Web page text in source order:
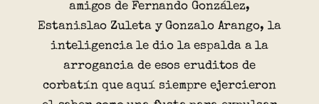
amigos de Fernando González,
Estanislao Zuleta y Gonzalo Arango, la
inteligencia le dio la espalda a la
arrogancia de esos eruditos de
corbatín que aquí siempre ejercieron